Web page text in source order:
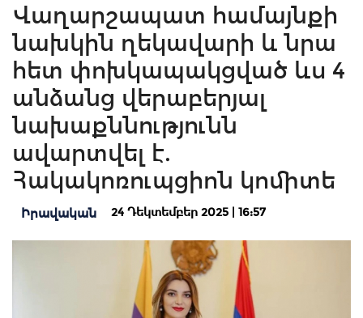
Վաղարշապատ համայնքի
նախկին ղեկավարի և նրա
հետ փոխկապակցված ևս 4
անձանց վերաբերյալ
նախաքննությունն
ավարտվել է.
Հակակոռուպցիոն կոմիտե
Իրավական 24 Դեկտեմբեր 2025 | 16:57